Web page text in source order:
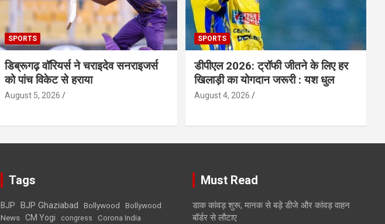
SPORTS
डिब्रूगढ़ वॉरियर्स ने चराइदेव सनराइजर्स
को पांच विकेट से हराया
August 5, 2026
SPORTS
डीपीएल 2026: ट्रॉफी जीतने के लिए हर
खिलाड़ी का योगदान जरूरी : यश धुल
August 4, 2026
Tags
BJP BJP Ghaziabad Bollywood
Bollywood
News CM Yogi congress Corona India
Must Read
डाक कांवड़ शुरू, मानक से बड़े डीजे और कांवड़ वाहन
बॉर्डर से लौटाए